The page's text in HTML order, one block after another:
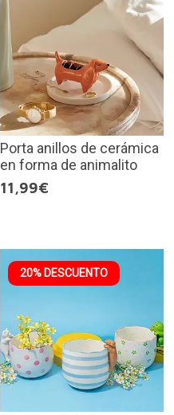
Porta anillos de cerámica
en forma de animalito
11,99€
20% DESCUENTO